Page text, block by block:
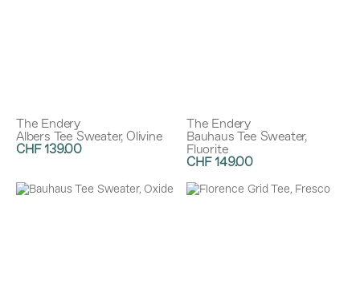
The Endery
Albers Tee Sweater, Olivine
CHF 139.00
The Endery
Bauhaus Tee Sweater,
Fluorite
CHF 149.00